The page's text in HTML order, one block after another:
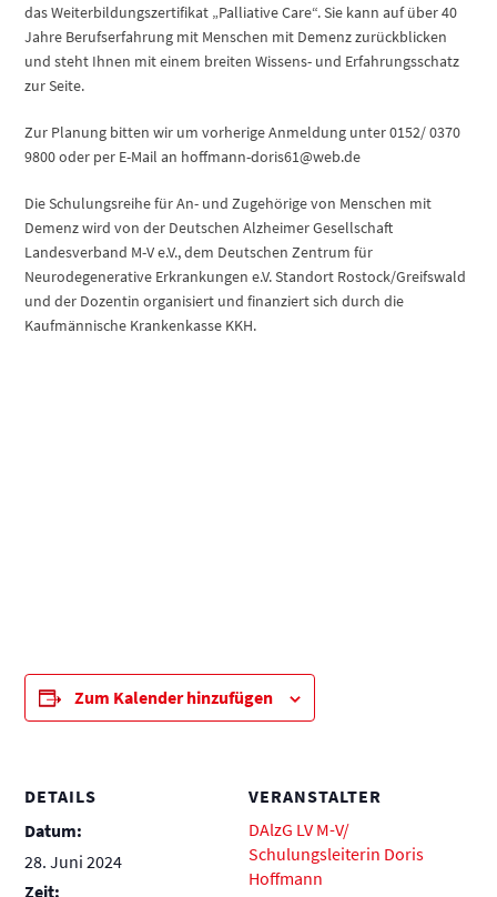
das Weiterbildungszertifikat „Palliative Care“. Sie kann auf über 40
Jahre Berufserfahrung mit Menschen mit Demenz zurückblicken
und steht Ihnen mit einem breiten Wissens- und Erfahrungsschatz
zur Seite.
Zur Planung bitten wir um vorherige Anmeldung unter 0152/ 0370
9800 oder per E-Mail an hoffmann-doris61@web.de
Die Schulungsreihe für An- und Zugehörige von Menschen mit
Demenz wird von der Deutschen Alzheimer Gesellschaft
Landesverband M-V e.V., dem Deutschen Zentrum für
Neurodegenerative Erkrankungen e.V. Standort Rostock/Greifswald
und der Dozentin organisiert und finanziert sich durch die
Kaufmännische Krankenkasse KKH.
Zum Kalender hinzufügen
DETAILS
Datum:
28. Juni 2024
Zeit:
VERANSTALTER
DAlzG LV M-V/
Schulungsleiterin Doris
Hoffmann